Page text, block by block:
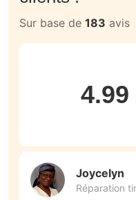
Sur base de 183 avis
4.99
Joycelyn
Réparation